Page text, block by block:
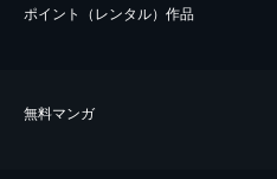
ポイント（レンタル）作品
無料マンガ